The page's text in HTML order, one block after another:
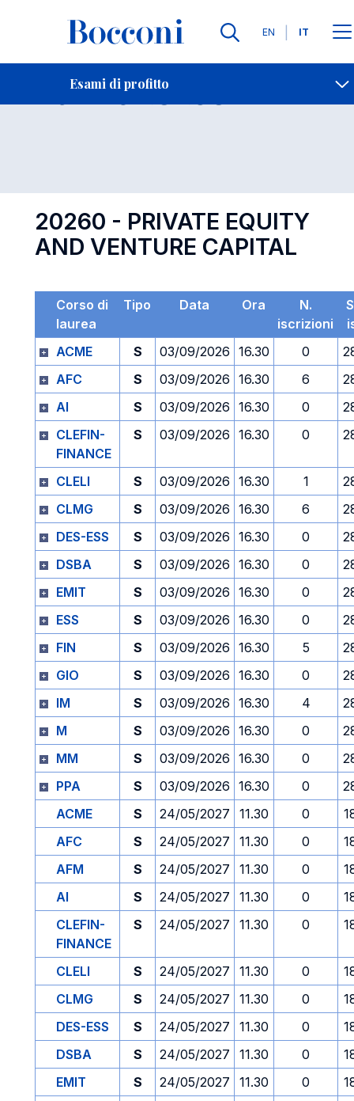
Lingue
EN IT
Esami di profitto
Contatti
Esame 20260 Open
20260 - PRIVATE EQUITY
AND VENTURE CAPITAL
Corso di
laurea
Tipo Data Ora
N.
iscrizioni
ACME
S 03/09/2026 16.30 0
AFC
S 03/09/2026 16.30 6
AI
S 03/09/2026 16.30 0
CLEFIN-
FINANCE
S 03/09/2026 16.30 0
CLELI S 03/09/2026 16.30 1
CLMG
S 03/09/2026 16.30 6
DES-ESS
S 03/09/2026 16.30 0
DSBA
S 03/09/2026 16.30 0
EMIT
S 03/09/2026 16.30 0
ESS
S 03/09/2026 16.30 0
FIN
S 03/09/2026 16.30 5
GIO
S 03/09/2026 16.30 0
IM
S 03/09/2026 16.30 4
M
S 03/09/2026 16.30 0
MM
S 03/09/2026 16.30 0
PPA
S 03/09/2026 16.30 0
ACME
S 24/05/2027 11.30 0
AFC
S 24/05/2027 11.30 0
AFM
S 24/05/2027 11.30 0
AI
S 24/05/2027 11.30 0
CLEFIN-
FINANCE
S 24/05/2027 11.30 0
CLELI S 24/05/2027 11.30 0
CLMG
S 24/05/2027 11.30 0
DES-ESS
S 24/05/2027 11.30 0
DSBA
S 24/05/2027 11.30 0
EMIT
S 24/05/2027 11.30 0